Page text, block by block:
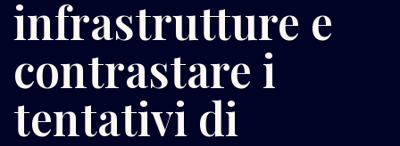
infrastrutture e
contrastare i
tentativi di